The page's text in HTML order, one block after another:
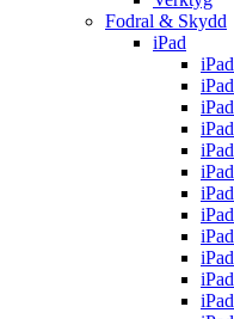
Fodral & Skydd
iPad